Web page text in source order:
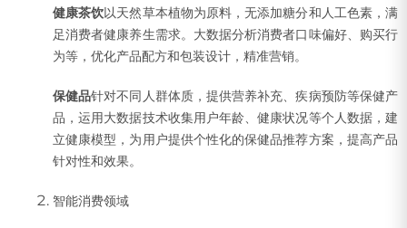
健康茶饮以天然草本植物为原料，无添加糖分和人工色素，满
足消费者健康养生需求。大数据分析消费者口味偏好、购买行
为等，优化产品配方和包装设计，精准营销。
保健品针对不同人群体质，提供营养补充、疾病预防等保健产
品，运用大数据技术收集用户年龄、健康状况等个人数据，建
立健康模型，为用户提供个性化的保健品推荐方案，提高产品
针对性和效果。
智能消费领域